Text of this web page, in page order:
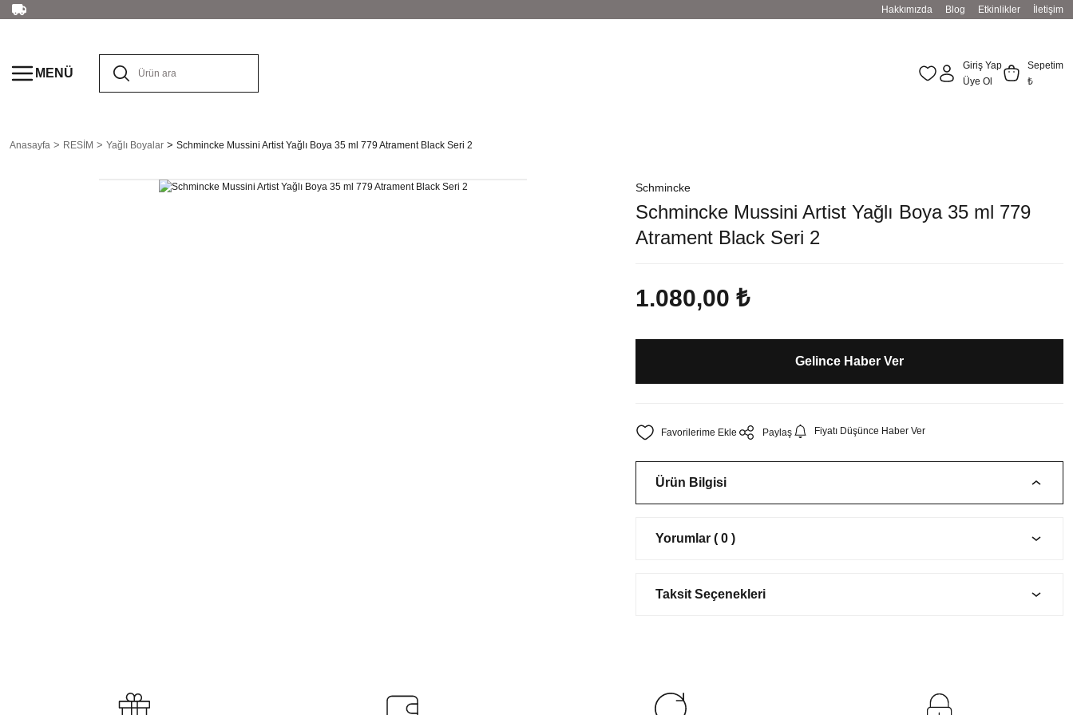
Hakkımızda Blog Etkinlikler İletişim
MENÜ
Giriş Yap
Üye Ol
Sepetim
₺
Anasayfa RESİM Yağlı Boyalar Schmincke Mussini Artist Yağlı Boya 35 ml 779 Atrament Black Seri 2
Schmincke
Schmincke Mussini Artist Yağlı Boya 35 ml 779
Atrament Black Seri 2
1.080,00 ₺
Gelince Haber Ver
Paylaş Fiyatı Düşünce Haber Ver
Ürün Bilgisi
Yorumlar ( 0 )
Taksit Seçenekleri